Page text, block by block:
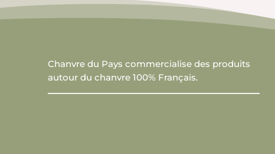
Chanvre du Pays commercialise des produits
autour du chanvre 100% Français.